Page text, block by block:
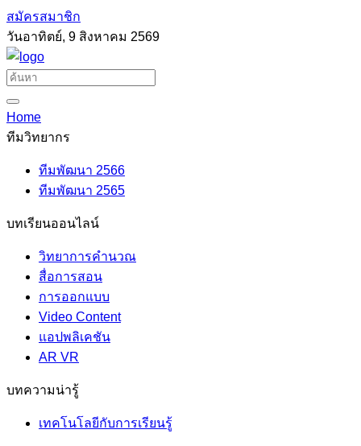
สมัครสมาชิก
วันอาทิตย์, 9 สิงหาคม 2569
Home
ทีมวิทยากร
ทีมพัฒนา 2566
ทีมพัฒนา 2565
บทเรียนออนไลน์
วิทยาการคำนวณ
สื่อการสอน
การออกแบบ
Video Content
แอปพลิเคชัน
AR VR
บทความน่ารู้
เทคโนโลยีกับการเรียนรู้